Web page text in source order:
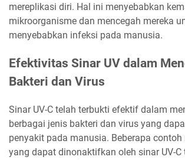
mereplikasi diri. Hal ini menyebabkan
mikroorganisme dan mencegah mereka
menyebabkan infeksi pada manusia.
Efektivitas Sinar UV dalam
Bakteri dan Virus
Sinar UV-C telah terbukti efektif dalam
berbagai jenis bakteri dan virus yang
penyakit pada manusia. Beberapa
yang dapat dinonaktifkan oleh sinar UV-C